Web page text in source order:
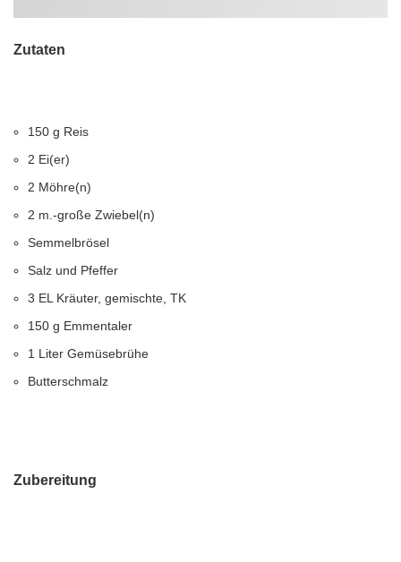
Zutaten
150 g Reis
2 Ei(er)
2 Möhre(n)
2 m.-große Zwiebel(n)
Semmelbrösel
Salz und Pfeffer
3 EL Kräuter, gemischte, TK
150 g Emmentaler
1 Liter Gemüsebrühe
Butterschmalz
Zubereitung